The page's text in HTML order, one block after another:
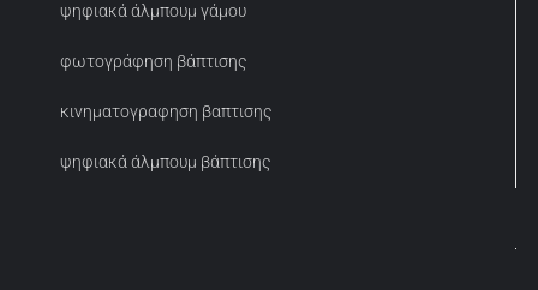
ψηφιακά άλμπουμ γάμου
φωτογράφηση βάπτισης
κινηματογραφηση βαπτισης
ψηφιακά άλμπουμ βάπτισης